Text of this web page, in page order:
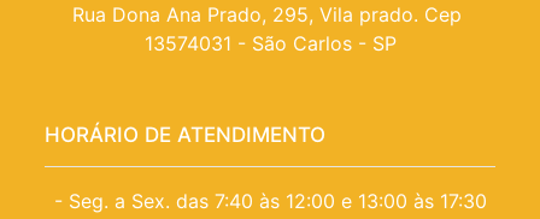
Rua Dona Ana Prado, 295, Vila prado. Cep
13574031 - São Carlos - SP
HORÁRIO DE ATENDIMENTO
- Seg. a Sex. das 7:40 às 12:00 e 13:00 às 17:30